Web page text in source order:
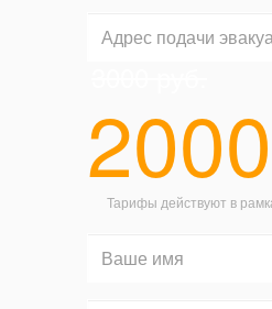
2000
Тарифы действуют в